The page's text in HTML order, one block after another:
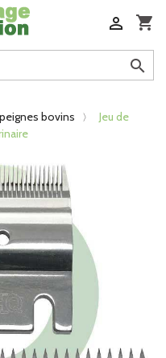
shopping_cart


peignes bovins
Jeu de